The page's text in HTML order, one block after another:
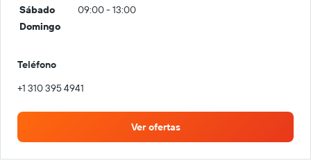
Sábado
09:00 - 13:00
Domingo
Teléfono
+1 310 395 4941
Ver ofertas